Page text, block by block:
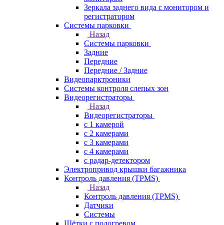
Зеркала заднего вида с монитором и
регистратором
Системы парковки
Назад
Системы парковки
Задние
Передние
Передние / Задние
Видеопарктроники
Системы контроля слепых зон
Видеорегистраторы
Назад
Видеорегистраторы
с 1 камерой
с 2 камерами
с 3 камерами
с 4 камерами
с радар-детектором
Электропривод крышки багажника
Контроль давления (TPMS)
Назад
Контроль давления (TPMS)
Датчики
Системы
Щётки с подогревом